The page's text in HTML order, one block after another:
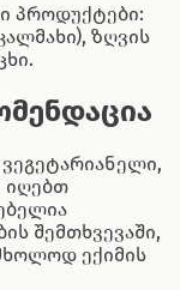
პროდუქტები:
ზღვის
იღებთ
შემთხვევაში,
ექიმის